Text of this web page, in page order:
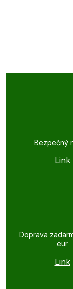
Bezpečný
Link
Doprava
eur
Link